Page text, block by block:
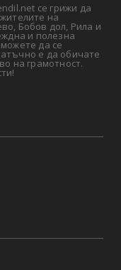
се грижи да
на
Бобов дол, Рила и
и полезна
да се
е да обичате
на грамотност.